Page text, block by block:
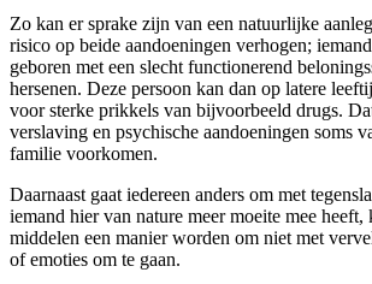
Zo kan er sprake zijn van een natuurlijke
risico op beide aandoeningen verhogen;
geboren met een slecht functionerend
hersenen. Deze persoon kan dan op latere
voor sterke prikkels van bijvoorbeeld drugs.
verslaving en psychische aandoeningen soms
familie voorkomen.
Daarnaast gaat iedereen anders om met
iemand hier van nature meer moeite mee heeft,
middelen een manier worden om niet met
of emoties om te gaan.